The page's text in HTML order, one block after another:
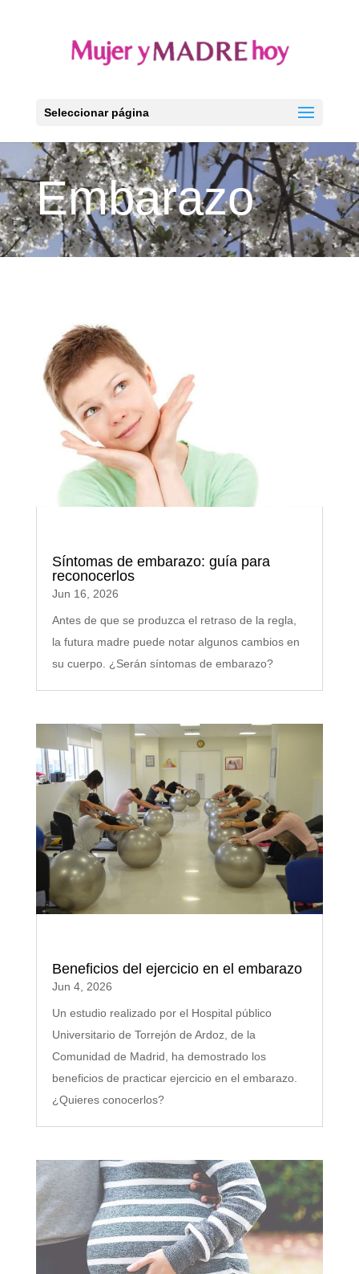
Seleccionar página
Embarazo
Síntomas de embarazo: guía para
reconocerlos
Jun 16, 2026
Antes de que se produzca el retraso de la regla,
la futura madre puede notar algunos cambios en
su cuerpo. ¿Serán síntomas de embarazo?
Beneficios del ejercicio en el embarazo
Jun 4, 2026
Un estudio realizado por el Hospital público
Universitario de Torrejón de Ardoz, de la
Comunidad de Madrid, ha demostrado los
beneficios de practicar ejercicio en el embarazo.
¿Quieres conocerlos?